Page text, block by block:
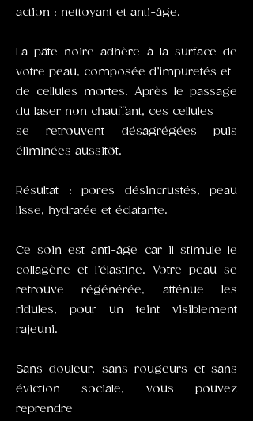
action : nettoyant et anti-âge.
La pâte noire adhère à la surface de
votre peau, composée d’impuretés et
de cellules mortes. Après le passage
du laser non chauffant, ces cellules
se retrouvent désagrégées puis
éliminées aussitôt.
Résultat : pores désincrustés, peau
lisse, hydratée et éclatante.
​Ce soin est anti-âge car il stimule le
collagène et l’élastine. Votre peau se
retrouve régénérée, atténue les
ridules, pour un teint visiblement
rajeuni.
Sans douleur, sans rougeurs et sans
éviction sociale, vous pouvez
reprendre